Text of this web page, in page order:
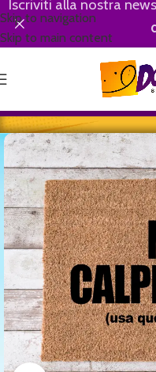
Skip to navigation
Skip to main content
Iscriviti alla nostra